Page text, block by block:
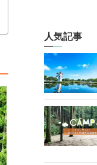
人気記事